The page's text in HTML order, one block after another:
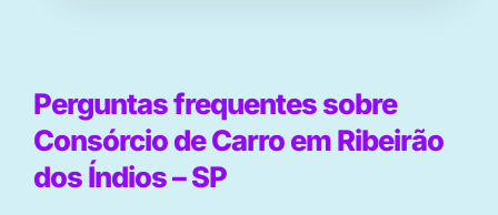
Perguntas frequentes sobre
Consórcio de Carro em Ribeirão
dos Índios – SP